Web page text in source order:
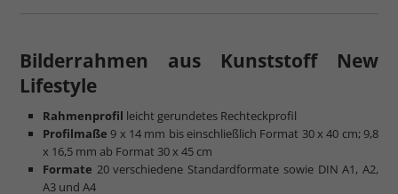
Bilderrahmen aus Kunststoff New
Lifestyle
Rahmenprofil leicht gerundetes Rechteckprofil
Profilmaße 9 x 14 mm bis einschließlich Format 30 x 40 cm; 9,8
x 16,5 mm ab Format 30 x 45 cm
Formate 20 verschiedene Standardformate sowie DIN A1, A2,
A3 und A4